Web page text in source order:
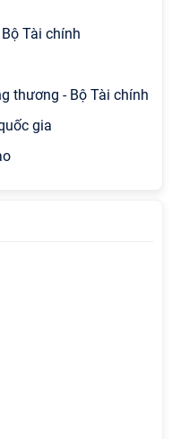
Tài chính
thương - Bộ Tài chính
gia